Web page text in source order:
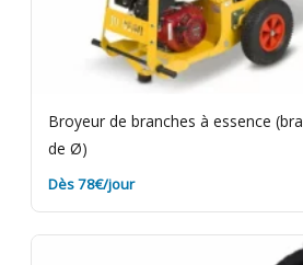
Broyeur de branches à essence
de Ø)
Dès 78€/jour